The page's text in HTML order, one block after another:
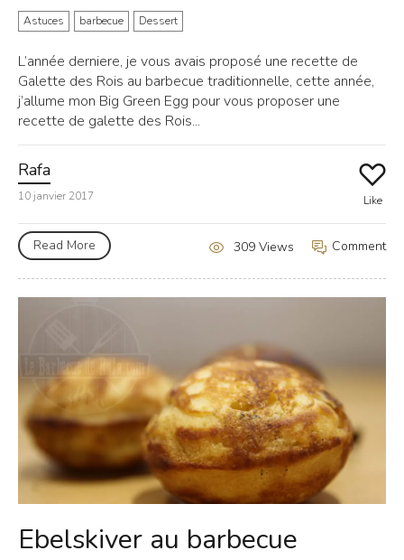
Astuces barbecue Dessert
L’année derniere, je vous avais proposé une recette de
Galette des Rois au barbecue traditionnelle, cette année,
j’allume mon Big Green Egg pour vous proposer une
recette de galette des Rois...
Rafa
10 janvier 2017 Like
Read More Comment
309 Views
Ebelskiver au barbecue